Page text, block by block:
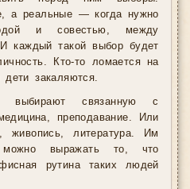
а реальные — когда нужно
и совестью, между
каждый такой выбор будет
Кто-то ломается на
закаляются.
выбирают связанную с
преподавание. Или
живопись, литература. Им
выражать то, что
рутина таких людей